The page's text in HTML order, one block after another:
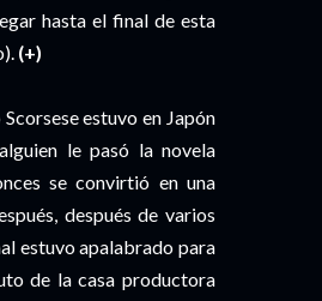
hasta el final de esta
(+)
estuvo en Japón
le pasó la novela
se convirtió en una
después de varios
estuvo apalabrado para
de la casa productora